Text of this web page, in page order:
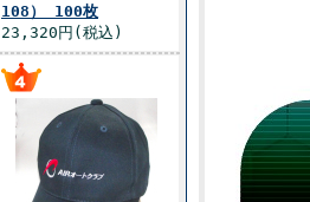
108） 100枚
23,320円(税込)